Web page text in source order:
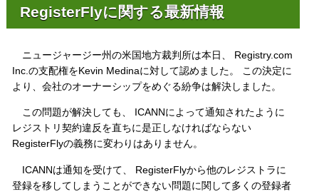
RegisterFlyに関する最新情報
ニュージャージー州の米国地方裁判所は本日、 Registry.com
Inc.の支配権をKevin Medinaに対して認めました。 この決定に
より、会社のオーナーシップをめぐる紛争は解決しました。
この問題が解決しても、 ICANNによって通知されたように
レジストリ契約違反を直ちに是正しなければならない
RegisterFlyの義務に変わりはありません。
ICANNは通知を受けて、 RegisterFlyから他のレジストラに
登録を移してしまうことができない問題に関して多くの登録者